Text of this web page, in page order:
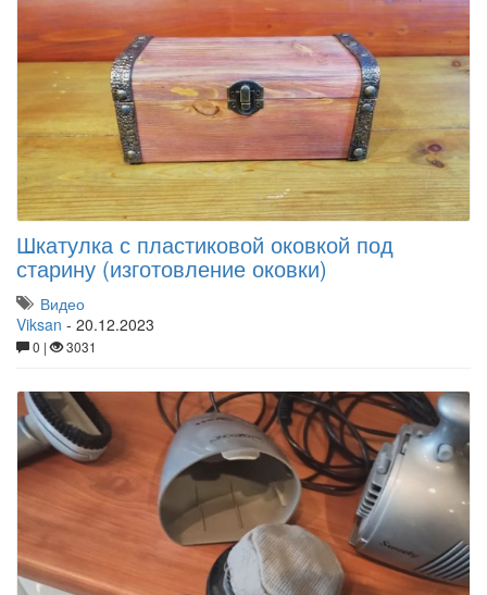
Шкатулка с пластиковой оковкой под
старину (изготовление оковки)
Видео
Viksan - 20.12.2023
0 | 3031